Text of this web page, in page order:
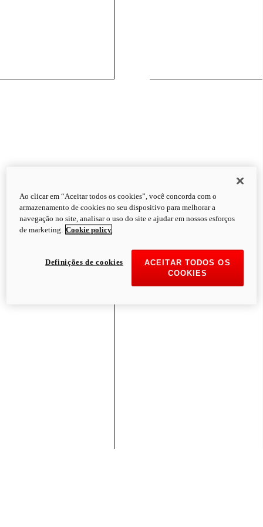
Ao clicar em “Aceitar todos os cookies”, você concorda com o
armazenamento de cookies no seu dispositivo para melhorar a
navegação no site, analisar o uso do site e ajudar em nossos esforços
de marketing.
Cookie policy
ACEITAR TODOS OS
COOKIES
Definições de cookies